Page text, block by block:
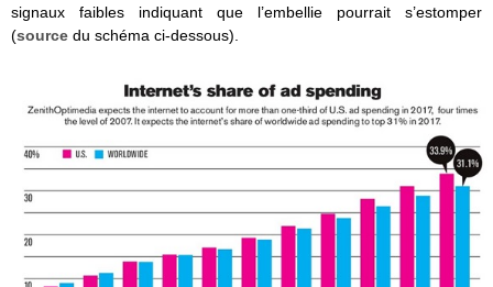
signaux faibles indiquant que l’embellie pourrait s’estomper
(source du schéma ci-dessous).